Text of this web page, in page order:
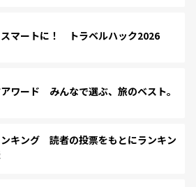
マートに！ トラベルハック2026
ワード みんなで選ぶ、旅のベスト。
キング 読者の投票をもとにランキン